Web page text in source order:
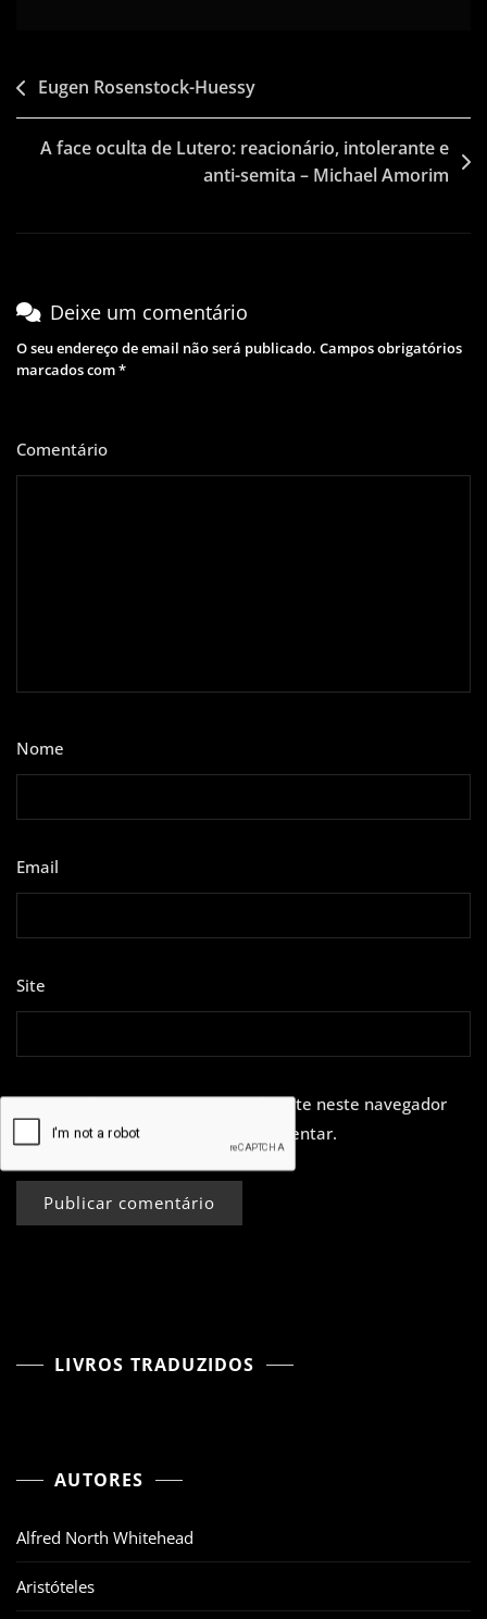
Navegação
de
artigos
Eugen Rosenstock-Huessy
A face oculta de Lutero: reacionário, intolerante e
anti-semita – Michael Amorim
Deixe um comentário
O seu endereço de email não será publicado. Campos obrigatórios
marcados com*
Comentário
Nome
Email
Site
Guardar o meu nome, email e site neste navegador
para a próxima vez que eu comentar.
LIVROS TRADUZIDOS
AUTORES
Alfred North Whitehead
Aristóteles